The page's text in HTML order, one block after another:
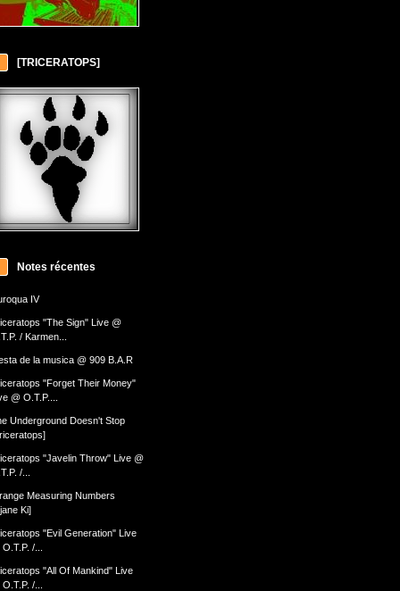
[TRICERATOPS]
Notes récentes
IV
"The Sign" Live @
/ Karmen...
de la musica @ 909 B.A.R
"Forget Their Money"
@ O.T.P....
Underground Doesn't Stop
"Javelin Throw" Live @
/...
Measuring Numbers
Ki]
"Evil Generation" Live
/...
"All Of Mankind" Live
/...